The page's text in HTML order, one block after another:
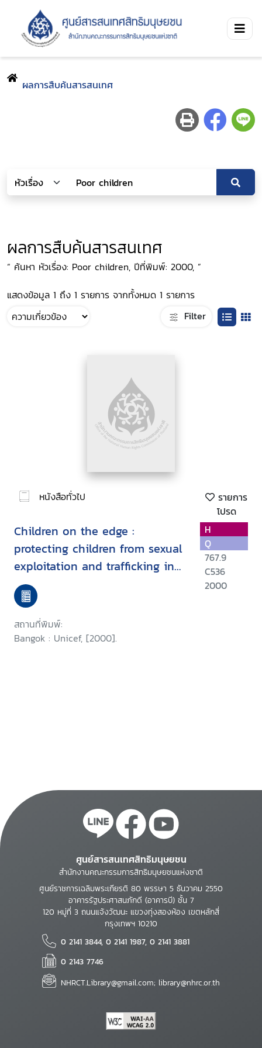
ผลการสืบค้นสารสนเทศ
ผลการสืบค้นสารสนเทศ
“ ค้นหา หัวเรื่อง: Poor children, ปีที่พิมพ์: 2000, ”
แสดงข้อมูล 1 ถึง 1 รายการ จากทั้งหมด 1 รายการ
Filter
หนังสือทั่วไป
รายการ
โปรด
Children on the edge :
protecting children from sexual
exploitation and trafficking in
East Asia and the Pacific
สถานที่พิมพ์:
Bangok : Unicef, [2000].
H
Q
767.9
C536
2000
ศูนย์สารสนเทศสิทธิมนุษยชน
สำนักงานคณะกรรมการสิทธิมนุษยชนแห่งชาติ
ศูนย์ราชการเฉลิมพระเกียรติ 80 พรรษา 5 ธันวาคม 2550
อาคารรัฐประศาสนภักดี (อาคารบี) ชั้น 7
120 หมู่ที่ 3 ถนนแจ้งวัฒนะ แขวงทุ่งสองห้อง เขตหลักสี่
กรุงเทพฯ 10210
0 2141 3844, 0 2141 1987, 0 2141 3881
0 2143 7746
NHRCT.Library@gmail.com; library@nhrc.or.th